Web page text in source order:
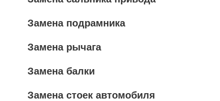
Замена подрамника
Замена рычага
Замена балки
Замена стоек автомобиля